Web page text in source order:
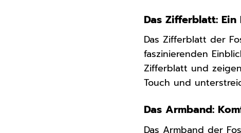
Das Zifferblatt:
Das Zifferblatt der
faszinierenden
Zifferblatt und
Touch und
Das Armband:
Das Armband der